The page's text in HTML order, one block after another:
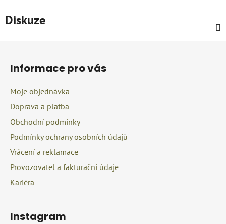
Diskuze
Informace pro vás
Moje objednávka
Doprava a platba
Obchodní podmínky
Podmínky ochrany osobních údajů
Vrácení a reklamace
Provozovatel a fakturační údaje
Kariéra
Instagram